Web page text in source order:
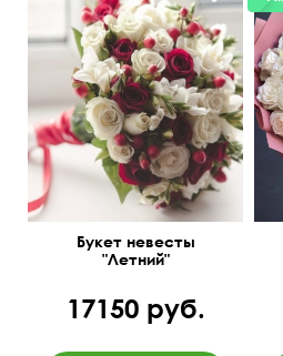
Одиночные и кустовые
розы, гиперикум, лента
кружевная
Букет невесты
"Летний"
17150 руб.